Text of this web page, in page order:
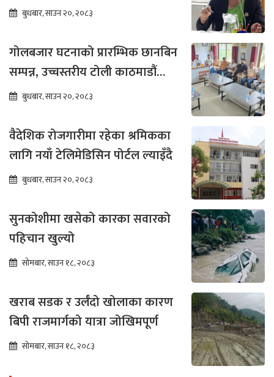
जानुपर्छ : सांसद रोशनी मेचे
बुधबार, साउन २०, २०८३
गोलबजार घटनाको प्रारम्भिक छानबिन
सम्पन्न, उच्चस्तरीय टोली काठमाडौं
फिर्ताबुधबार, साउन २०, २०८३
वैदेशिक रोजगारीमा रहेका श्रमिकका
लागि नयाँ टेलिमेडिसिन पोर्टल ल्याइँदै
बुधबार, साउन २०, २०८३
सुनकोशीमा खसेको कारका सवारको
पहिचान खुल्यो
सोमबार, साउन १८, २०८३
खराब सडक र उर्लँदो खोलाका कारण
बिपी राजमार्गको यात्रा जोखिमपूर्ण
सोमबार, साउन १८, २०८३